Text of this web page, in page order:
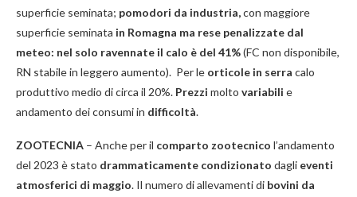
superficie seminata; pomodori da industria,con maggiore
superficie seminata in Romagna ma rese penalizzate dal
meteo: nel solo ravennate il calo è del 41%(FC non disponibile,
RN stabile in leggero aumento). Per le orticole in serra calo
produttivo medio di circa il 20%. Prezzi molto variabili e
andamento dei consumi in difficoltà.
ZOOTECNIA – Anche per il comparto zootecnico l’andamento
del 2023 è stato drammaticamente condizionato dagli eventi
atmosferici di maggio. Il numero di allevamenti di bovini da